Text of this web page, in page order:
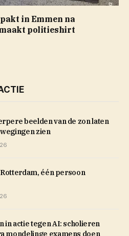
in Emmen na
politieshirt
beelden van de zon laten
zien
één persoon
in actie tegen AI: scholieren
mondelinge examens doen